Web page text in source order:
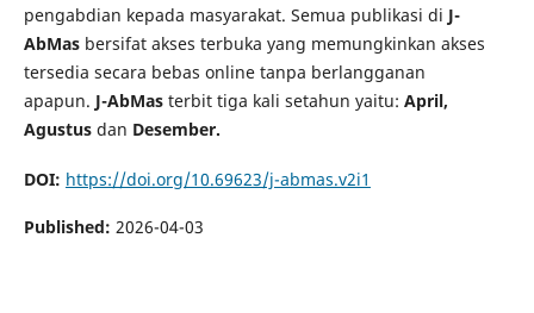
pengabdian kepada masyarakat. Semua publikasi di J-
AbMas bersifat akses terbuka yang memungkinkan akses
tersedia secara bebas online tanpa berlangganan
apapun. J-AbMasterbit tiga kali setahun yaitu: April,
Agustusdan Desember.
DOI: https://doi.org/10.69623/j-abmas.v2i1
Published: 2026-04-03